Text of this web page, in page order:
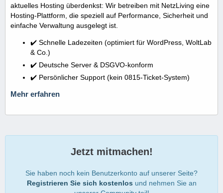
aktuelles Hosting überdenkst: Wir betreiben mit NetzLiving eine
Hosting-Plattform, die speziell auf Performance, Sicherheit und
einfache Verwaltung ausgelegt ist.
✔️ Schnelle Ladezeiten (optimiert für WordPress, WoltLab
& Co.)
✔️ Deutsche Server & DSGVO-konform
✔️ Persönlicher Support (kein 0815-Ticket-System)
Mehr erfahren
Jetzt mitmachen!
Sie haben noch kein Benutzerkonto auf unserer Seite?
Registrieren Sie sich kostenlos und nehmen Sie an